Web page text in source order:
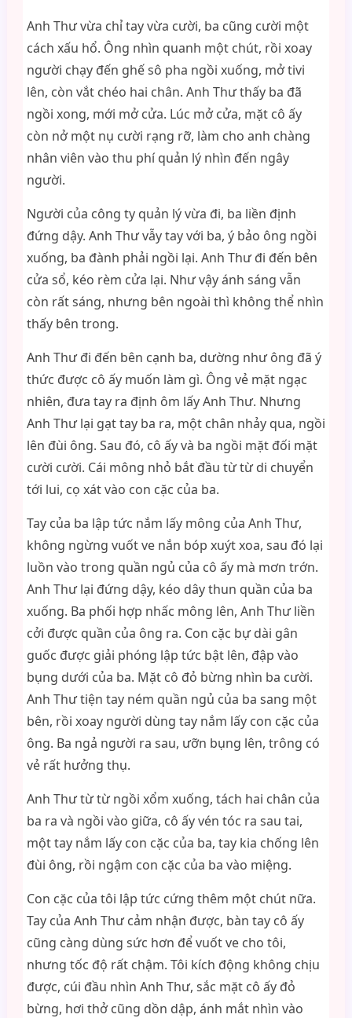
Anh Thư vừa chỉ tay vừa cười, ba cũng cười một
cách xấu hổ. Ông nhìn quanh một chút, rồi xoay
người chạy đến ghế sô pha ngồi xuống, mở tivi
lên, còn vắt chéo hai chân. Anh Thư thấy ba đã
ngồi xong, mới mở cửa. Lúc mở cửa, mặt cô ấy
còn nở một nụ cười rạng rỡ, làm cho anh chàng
nhân viên vào thu phí quản lý nhìn đến ngây
người.
Người của công ty quản lý vừa đi, ba liền định
đứng dậy. Anh Thư vẫy tay với ba, ý bảo ông ngồi
xuống, ba đành phải ngồi lại. Anh Thư đi đến bên
cửa sổ, kéo rèm cửa lại. Như vậy ánh sáng vẫn
còn rất sáng, nhưng bên ngoài thì không thể nhìn
thấy bên trong.
Anh Thư đi đến bên cạnh ba, dường như ông đã ý
thức được cô ấy muốn làm gì. Ông vẻ mặt ngạc
nhiên, đưa tay ra định ôm lấy Anh Thư. Nhưng
Anh Thư lại gạt tay ba ra, một chân nhảy qua, ngồi
lên đùi ông. Sau đó, cô ấy và ba ngồi mặt đối mặt
cười cười. Cái mông nhỏ bắt đầu từ từ di chuyển
tới lui, cọ xát vào con cặc của ba.
Tay của ba lập tức nắm lấy mông của Anh Thư,
không ngừng vuốt ve nắn bóp xuýt xoa, sau đó lại
luồn vào trong quần ngủ của cô ấy mà mơn trớn.
Anh Thư lại đứng dậy, kéo dây thun quần của ba
xuống. Ba phối hợp nhấc mông lên, Anh Thư liền
cởi được quần của ông ra. Con cặc bự dài gân
guốc được giải phóng lập tức bật lên, đập vào
bụng dưới của ba. Mặt cô đỏ bừng nhìn ba cười.
Anh Thư tiện tay ném quần ngủ của ba sang một
bên, rồi xoay người dùng tay nắm lấy con cặc của
ông. Ba ngả người ra sau, ưỡn bụng lên, trông có
vẻ rất hưởng thụ.
Anh Thư từ từ ngồi xổm xuống, tách hai chân của
ba ra và ngồi vào giữa, cô ấy vén tóc ra sau tai,
một tay nắm lấy con cặc của ba, tay kia chống lên
đùi ông, rồi ngậm con cặc của ba vào miệng.
Con cặc của tôi lập tức cứng thêm một chút nữa.
Tay của Anh Thư cảm nhận được, bàn tay cô ấy
cũng càng dùng sức hơn để vuốt ve cho tôi,
nhưng tốc độ rất chậm. Tôi kích động không chịu
được, cúi đầu nhìn Anh Thư, sắc mặt cô ấy đỏ
bừng, hơi thở cũng dồn dập, ánh mắt nhìn vào